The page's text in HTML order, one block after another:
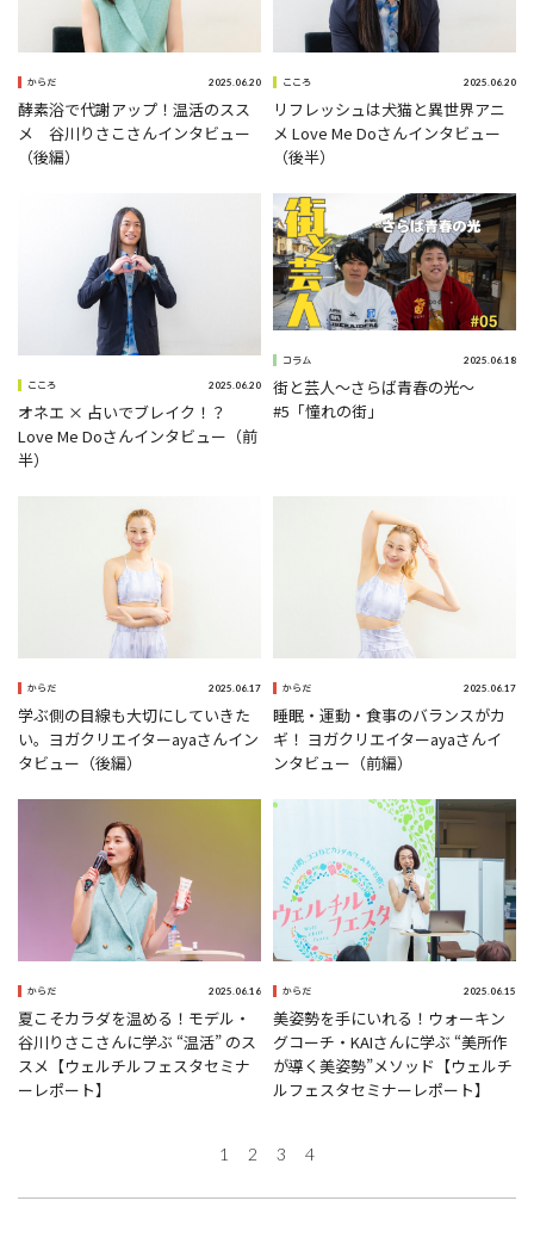
からだ 2025.06.20
酵素浴で代謝アップ！温活のスス
メ 谷川りさこさんインタビュー
（後編）
こころ 2025.06.20
リフレッシュは犬猫と異世界アニ
メ Love Me Doさんインタビュー
（後半）
こころ 2025.06.20
オネエ × 占いでブレイク！？
Love Me Doさんインタビュー（前
半）
コラム 2025.06.18
街と芸人～さらば青春の光～
#5「憧れの街」
からだ 2025.06.17
学ぶ側の目線も大切にしていきた
い。ヨガクリエイターayaさんイン
タビュー（後編）
からだ 2025.06.17
睡眠・運動・食事のバランスがカ
ギ！ ヨガクリエイターayaさんイ
ンタビュー（前編）
からだ 2025.06.16
夏こそカラダを温める！モデル・
谷川りさこさんに学ぶ “温活” のス
スメ【ウェルチルフェスタセミナ
ーレポート】
からだ 2025.06.15
美姿勢を手にいれる！ウォーキン
グコーチ・KAIさんに学ぶ “美所作
が導く美姿勢”メソッド【ウェルチ
ルフェスタセミナーレポート】
1 2 3 4